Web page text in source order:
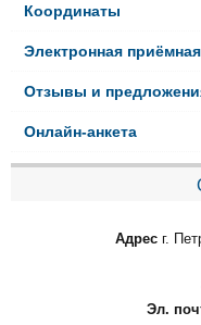
Координаты
Электронная приёмная
Отзывы и
Онлайн-анкета
Адрес г.
Эл.